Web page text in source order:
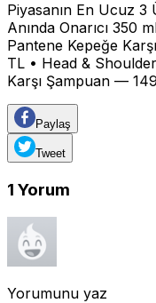
Piyasanın En Ucuz
Anında Onarıcı 350
Pantene Kepeğe
TL • Head &
Karşı Şampuan —
Paylaş
Tweet
1 Yorum
Yorumunu yaz